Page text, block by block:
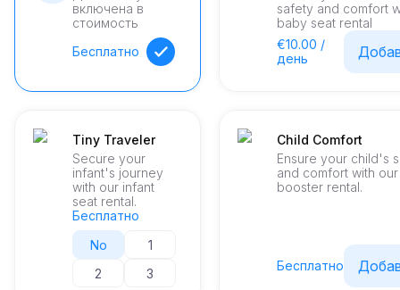
включена в
стоимость
Бесплатно
safety and comfort
baby seat rental
€10.00 /
день
Tiny Traveler
Secure your
infant's journey
with our infant
seat rental.
Бесплатно
No
1
2
3
Child Comfort
Ensure your child's
and comfort with
booster rental.
Бесплатно